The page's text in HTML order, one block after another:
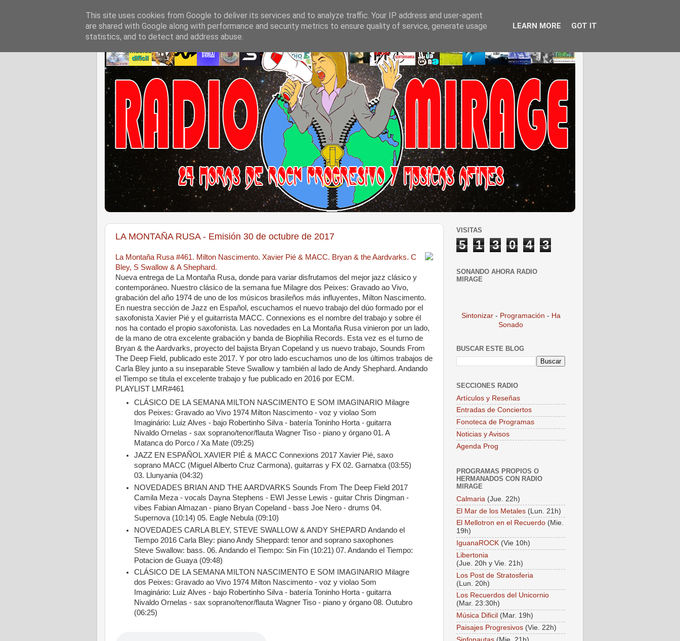
LA MONTAÑA RUSA - Emisión 30 de octubre de 2017
La Montaña Rusa #461. Milton Nascimento. Xavier Pié & MACC. Bryan & the Aardvarks. C
Bley, S Swallow & A Shephard.
Nueva entrega de La Montaña Rusa, donde para variar disfrutamos del mejor jazz clásico y
contemporáneo. Nuestro clásico de la semana fue Milagre dos Peixes: Gravado ao Vivo,
grabación del año 1974 de uno de los músicos brasileños más influyentes, Milton Nascimento.
En nuestra sección de Jazz en Español, escuchamos el nuevo trabajo del dúo formado por el
saxofonista Xavier Pié y el guitarrista MACC. Connexions es el nombre del trabajo y sobre él
nos ha contado el propio saxofonista. Las novedades en La Montaña Rusa vinieron por un lado,
de la mano de otra excelente grabación y banda de Biophilia Records. Esta vez es el turno de
Bryan & the Aardvarks, proyecto del bajista Bryan Copeland y us nuevo trabajo, Sounds From
The Deep Field, publicado este 2017. Y por otro lado escuchamos uno de los últimos trabajos de
Carla Bley junto a su inseparable Steve Swallow y también al lado de Andy Shephard. Andando
el Tiempo se titula el excelente trabajo y fue publicado en 2016 por ECM.
PLAYLIST LMR#461
CLÁSICO DE LA SEMANA MILTON NASCIMENTO E SOM IMAGINARIO Milagre
dos Peixes: Gravado ao Vivo 1974 Milton Nascimento - voz y violao Som
Imaginário: Luiz Alves - bajo Robertinho Silva - batería Toninho Horta - guitarra
Nivaldo Ornelas - sax soprano/tenor/flauta Wagner Tiso - piano y órgano 01. A
Matanca do Porco / Xa Mate (09:25)
JAZZ EN ESPAÑOL XAVIER PIÉ & MACC Connexions 2017 Xavier Pié, saxo
soprano MACC (Miguel Alberto Cruz Carmona), guitarras y FX 02. Garnatxa (03:55)
03. Llunyania (04:32)
NOVEDADES BRIAN AND THE AARDVARKS Sounds From The Deep Field 2017
Camila Meza - vocals Dayna Stephens - EWI Jesse Lewis - guitar Chris Dingman -
vibes Fabian Almazan - piano Bryan Copeland - bass Joe Nero - drums 04.
Supernova (10:14) 05. Eagle Nebula (09:10)
NOVEDADES CARLA BLEY, STEVE SWALLOW & ANDY SHEPARD Andando el
Tiempo 2016 Carla Bley: piano Andy Sheppard: tenor and soprano saxophones
Steve Swallow: bass. 06. Andando el Tiempo: Sin Fin (10:21) 07. Andando el Tiempo:
Potacion de Guaya (09:48)
CLÁSICO DE LA SEMANA MILTON NASCIMENTO E SOM IMAGINARIO Milagre
dos Peixes: Gravado ao Vivo 1974 Milton Nascimento - voz y violao Som
Imaginário: Luiz Alves - bajo Robertinho Silva - batería Toninho Horta - guitarra
Nivaldo Ornelas - sax soprano/tenor/flauta Wagner Tiso - piano y órgano 08. Outubro
(06:25)
VISITAS
5 1 3 0 4 3
SONANDO AHORA RADIO
MIRAGE
Sintonizar - Programación - Ha
Sonado
BUSCAR ESTE BLOG
SECCIONES RADIO
Artículos y Reseñas
Entradas de Conciertos
Fonoteca de Programas
Noticias y Avisos
Agenda Prog
PROGRAMAS PROPIOS O
HERMANADOS CON RADIO
MIRAGE
Calmaria (Jue. 22h)
El Mar de los Metales (Lun. 21h)
El Mellotron en el Recuerdo (Mie.
19h)
IguanaROCK (Vie 10h)
Libertonia
(Jue. 20h y Vie. 21h)
Los Post de Stratosferia
(Lun. 20h)
Los Recuerdos del Unicornio
(Mar. 23:30h)
Música Dificil (Mar. 19h)
Paisajes Progresivos (Vie. 22h)
This site uses cookies from Google to deliver its services and to analyze traffic. Your IP address and user-agent
are shared with Google along with performance and security metrics to ensure quality of service, generate usage
statistics, and to detect and address abuse.
LEARN MORE GOT IT